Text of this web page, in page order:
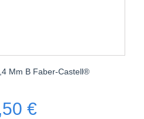
Mm B Faber-Castell®
€